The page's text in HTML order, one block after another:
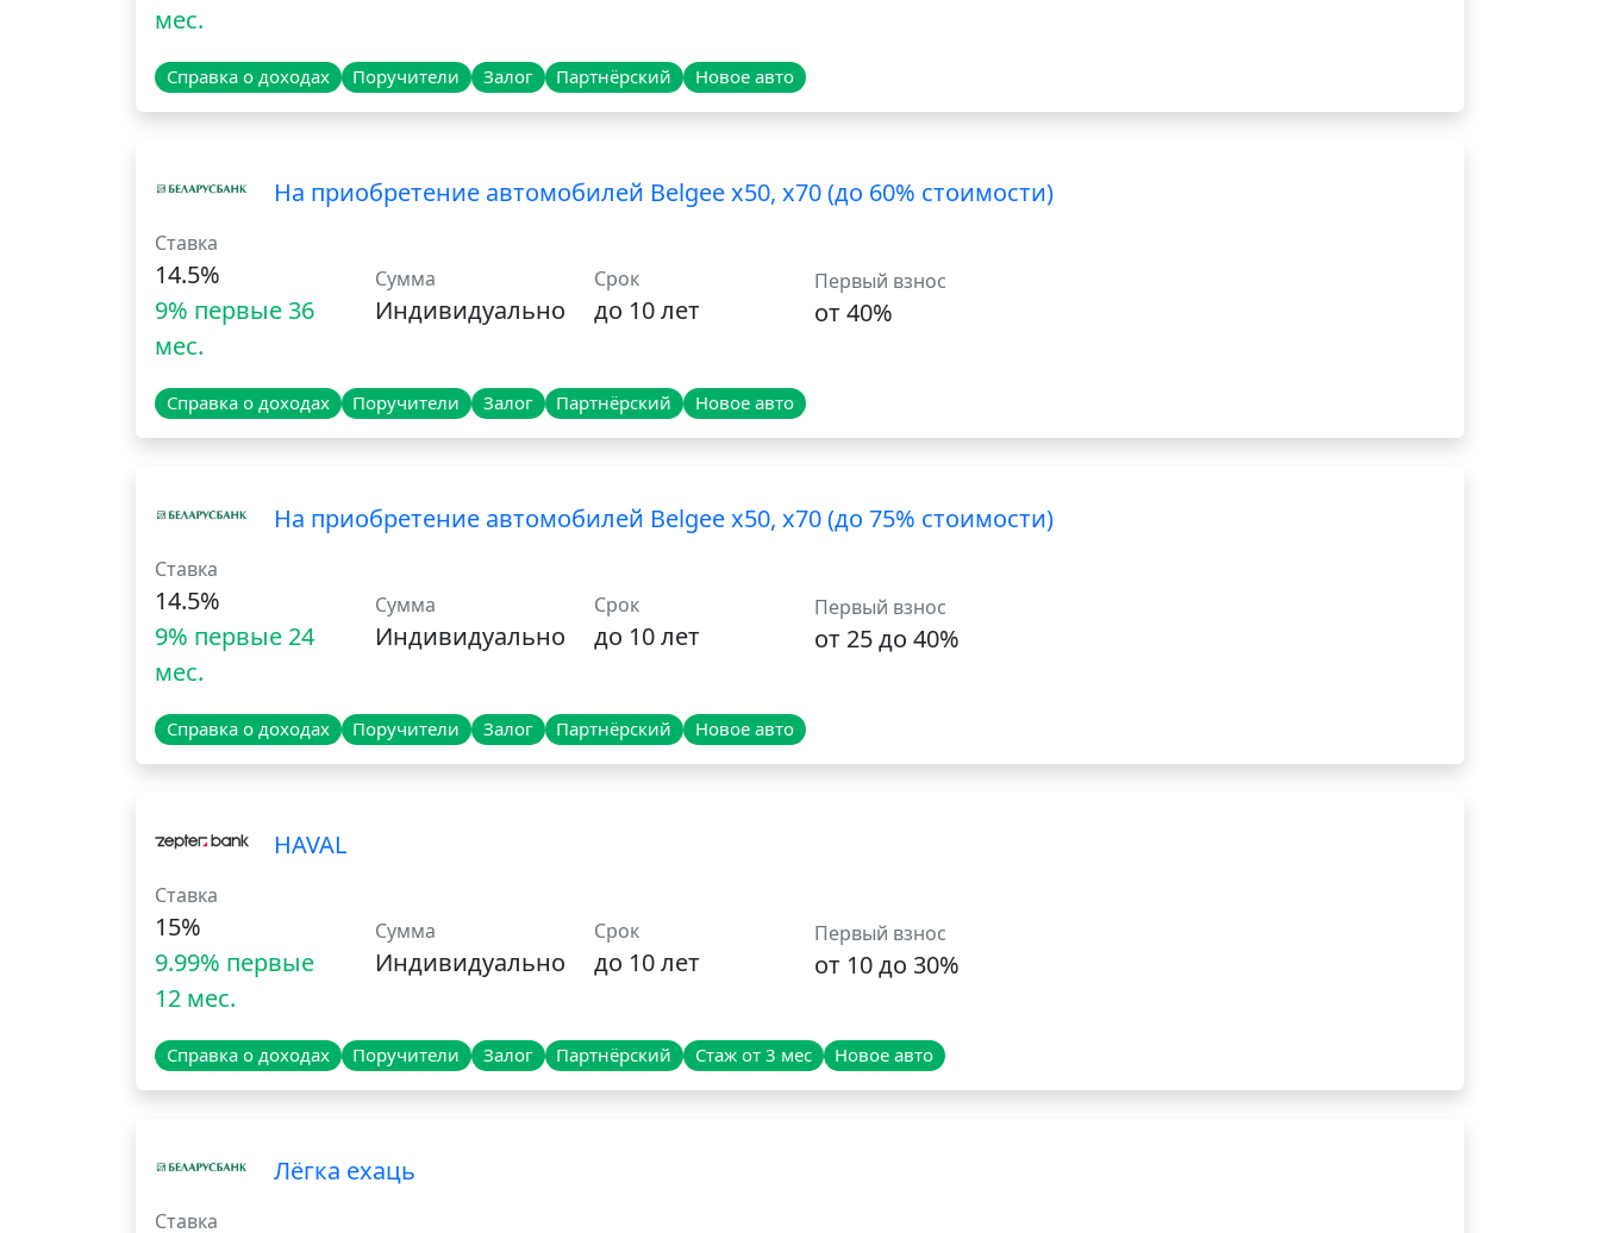
мес.
Справка о доходах Поручители Залог Партнёрский Новое авто
На приобретение автомобилей Belgee x50, x70 (до 60% стоимости)
Ставка
14.5%
9% первые 36
мес.
Сумма
Индивидуально
Срок
до 10 лет
Первый взнос
от 40%
Справка о доходах Поручители Залог Партнёрский Новое авто
На приобретение автомобилей Belgee x50, x70 (до 75% стоимости)
Ставка
14.5%
9% первые 24
мес.
Сумма
Индивидуально
Срок
до 10 лет
Первый взнос
от 25 до 40%
Справка о доходах Поручители Залог Партнёрский Новое авто
HAVAL
Ставка
15%
9.99% первые
12 мес.
Сумма
Индивидуально
Срок
до 10 лет
Первый взнос
от 10 до 30%
Справка о доходах Поручители Залог Партнёрский Стаж от 3 мес Новое авто
Лёгка ехаць
Ставка